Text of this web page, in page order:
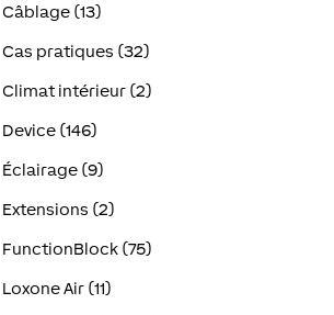
Câblage (13)
Cas pratiques (32)
Climat intérieur (2)
Device (146)
Éclairage (9)
Extensions (2)
FunctionBlock (75)
Loxone Air (11)